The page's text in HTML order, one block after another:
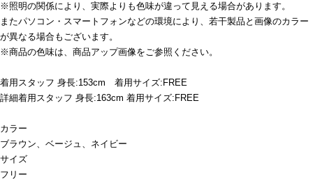
※照明の関係により、実際よりも色味が違って見える場合があります。
またパソコン・スマートフォンなどの環境により、若干製品と画像のカラー
が異なる場合もございます。
※商品の色味は、商品アップ画像をご参照ください。
着用スタッフ 身長:153cm 着用サイズ:FREE
詳細着用スタッフ 身長:163cm 着用サイズ:FREE
カラー
ブラウン、ベージュ、ネイビー
サイズ
フリー